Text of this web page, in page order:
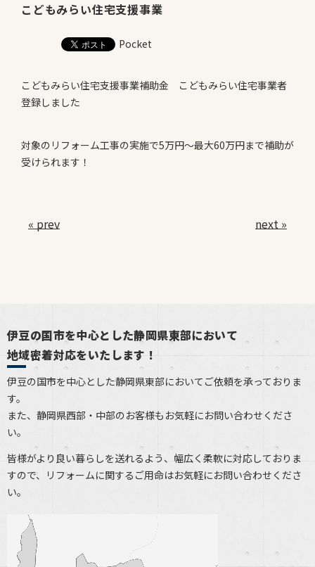
FAQ
お知らせ
会社案内
Company
こどもみらい住宅支援事業
Pocket
こどもみらい住宅支援事業補助金 こどもみらい住宅事業者
登録しました
対象のリフォーム工事の実施で5万円～最大60万円まで補助が
受けられます！
« prev next »
伊豆の国市を中心とした静岡県東部において
地域密着対応をいたします！
伊豆の国市を中心とした静岡県東部においてご依頼を承っておりま
す。
また、静岡県西部・中部のお客様もお気軽にお問い合わせくださ
い。
皆様がより良い暮らしを送れるよう、幅広く柔軟に対応しておりま
すので、リフォームに関するご用命はお気軽にお問い合わせくださ
い。